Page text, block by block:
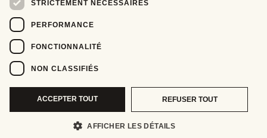
STRICTEMENT NÉCESSAIRES
PERFORMANCE
FONCTIONNALITÉ
NON CLASSIFIÉS
ACCEPTER TOUT REFUSER TOUT
AFFICHER LES DÉTAILS